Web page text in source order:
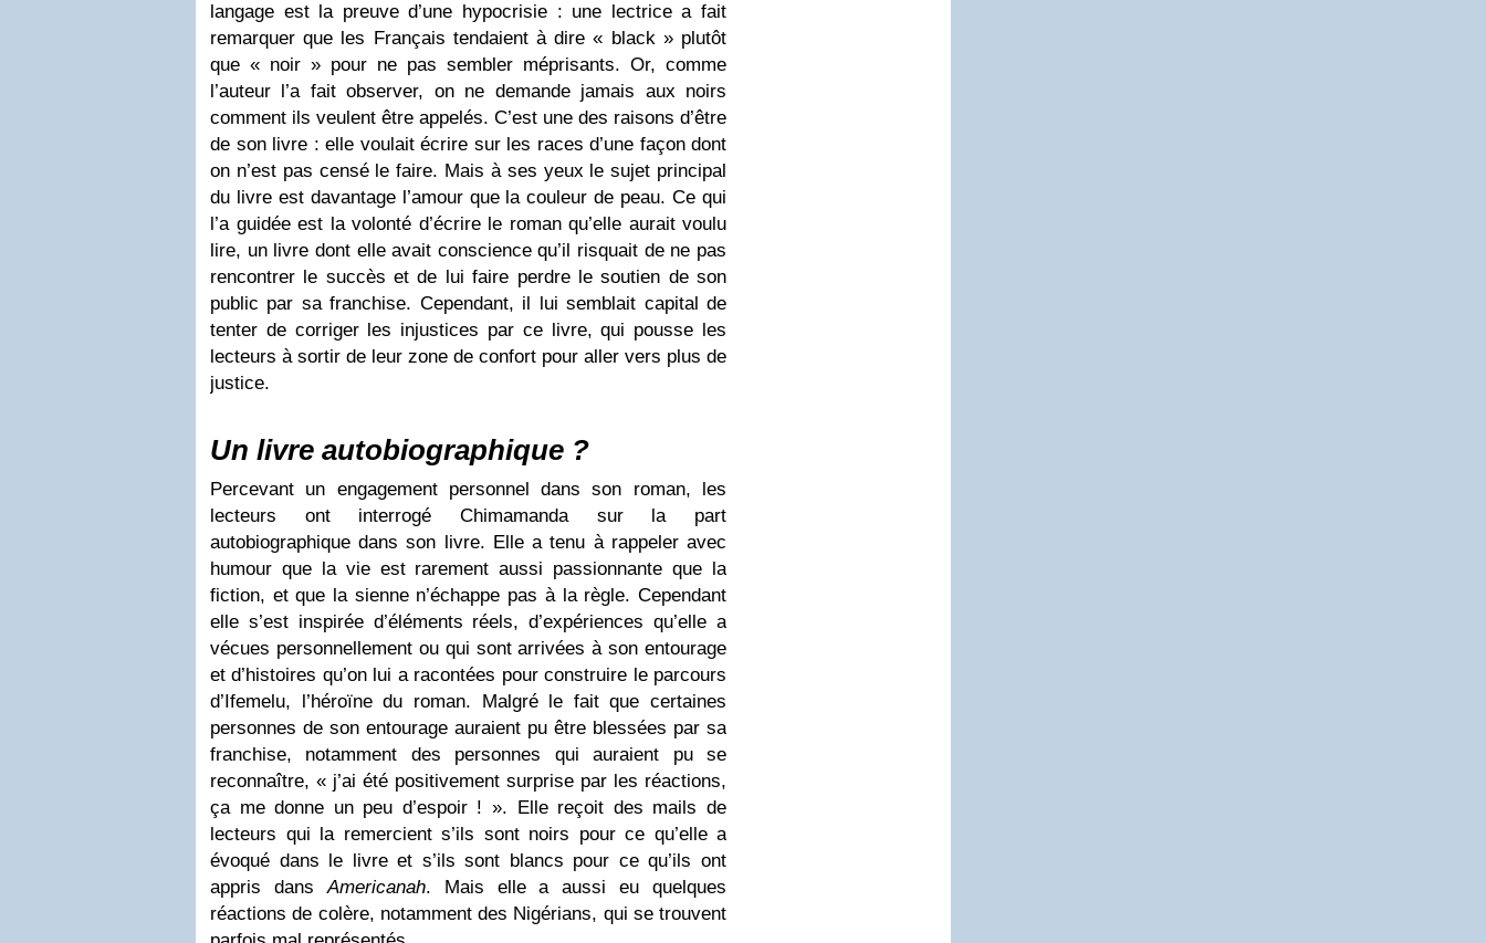
langage est la preuve d’une hypocrisie : une lectrice a fait
remarquer que les Français tendaient à dire « black » plutôt
que « noir » pour ne pas sembler méprisants. Or, comme
l’auteur l’a fait observer, on ne demande jamais aux noirs
comment ils veulent être appelés. C’est une des raisons d’être
de son livre : elle voulait écrire sur les races d’une façon dont
on n’est pas censé le faire. Mais à ses yeux le sujet principal
du livre est davantage l’amour que la couleur de peau. Ce qui
l’a guidée est la volonté d’écrire le roman qu’elle aurait voulu
lire, un livre dont elle avait conscience qu’il risquait de ne pas
rencontrer le succès et de lui faire perdre le soutien de son
public par sa franchise. Cependant, il lui semblait capital de
tenter de corriger les injustices par ce livre, qui pousse les
lecteurs à sortir de leur zone de confort pour aller vers plus de
justice.
Un livre autobiographique ?
Percevant un engagement personnel dans son roman, les
lecteurs ont interrogé Chimamanda sur la part
autobiographique dans son livre. Elle a tenu à rappeler avec
humour que la vie est rarement aussi passionnante que la
fiction, et que la sienne n’échappe pas à la règle. Cependant
elle s’est inspirée d’éléments réels, d’expériences qu’elle a
vécues personnellement ou qui sont arrivées à son entourage
et d’histoires qu’on lui a racontées pour construire le parcours
d’Ifemelu, l’héroïne du roman. Malgré le fait que certaines
personnes de son entourage auraient pu être blessées par sa
franchise, notamment des personnes qui auraient pu se
reconnaître, « j’ai été positivement surprise par les réactions,
ça me donne un peu d’espoir ! ». Elle reçoit des mails de
lecteurs qui la remercient s’ils sont noirs pour ce qu’elle a
évoqué dans le livre et s’ils sont blancs pour ce qu’ils ont
appris dansAmericanah. Mais elle a aussi eu quelques
réactions de colère, notamment des Nigérians, qui se trouvent